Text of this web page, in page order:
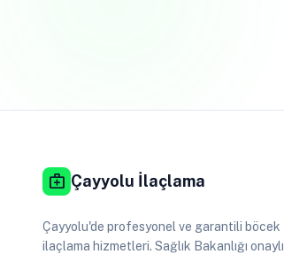
medical_services Çayyolu İlaçlama
Çayyolu'de profesyonel ve garantili böcek
ilaçlama hizmetleri. Sağlık Bakanlığı onaylı